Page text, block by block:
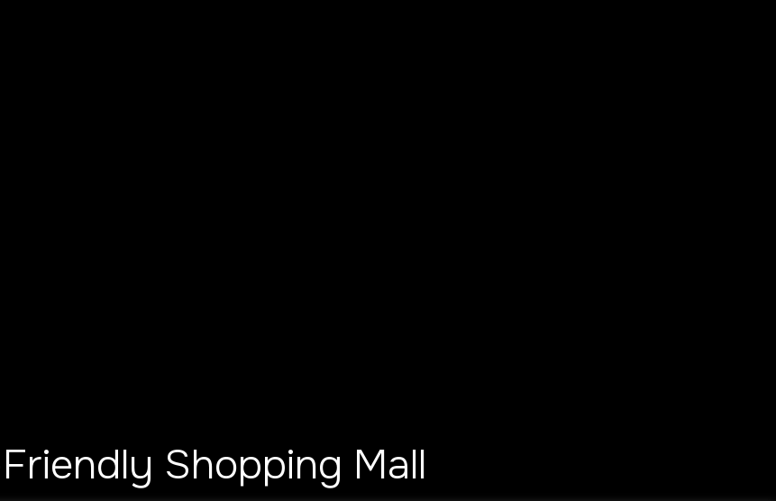
Shopping Mall